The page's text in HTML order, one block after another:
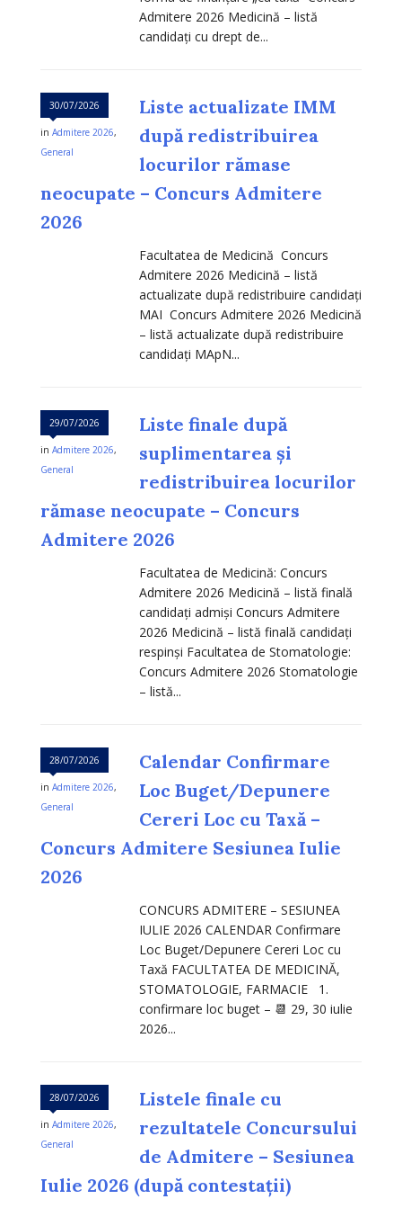
Admitere 2026 Medicină – listă
candidați cu drept de...
30/07/2026
in Admitere 2026,
General
Liste actualizate IMM
după redistribuirea
locurilor rămase
neocupate – Concurs Admitere
2026
Facultatea de Medicină Concurs
Admitere 2026 Medicină – listă
actualizate după redistribuire candidați
MAI Concurs Admitere 2026 Medicină
– listă actualizate după redistribuire
candidați MApN...
29/07/2026
in Admitere 2026,
General
Liste finale după
suplimentarea și
redistribuirea locurilor
rămase neocupate – Concurs
Admitere 2026
Facultatea de Medicină: Concurs
Admitere 2026 Medicină – listă finală
candidați admiși Concurs Admitere
2026 Medicină – listă finală candidați
respinși Facultatea de Stomatologie:
Concurs Admitere 2026 Stomatologie
– listă...
28/07/2026
in Admitere 2026,
General
Calendar Confirmare
Loc Buget/Depunere
Cereri Loc cu Taxă –
Concurs Admitere Sesiunea Iulie
2026
CONCURS ADMITERE – SESIUNEA
IULIE 2026 CALENDAR Confirmare
Loc Buget/Depunere Cereri Loc cu
Taxă FACULTATEA DE MEDICINĂ,
STOMATOLOGIE, FARMACIE 1.
confirmare loc buget – 📆 29, 30 iulie
2026...
28/07/2026
in Admitere 2026,
General
Listele finale cu
rezultatele Concursului
de Admitere – Sesiunea
Iulie 2026 (după contestații)